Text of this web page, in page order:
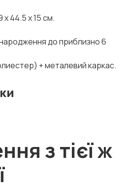
44.5 х 15 см.
народження до приблизно 6
+ металевий каркас.
з тієї ж